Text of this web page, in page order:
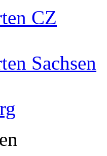
CZ
Sachsen